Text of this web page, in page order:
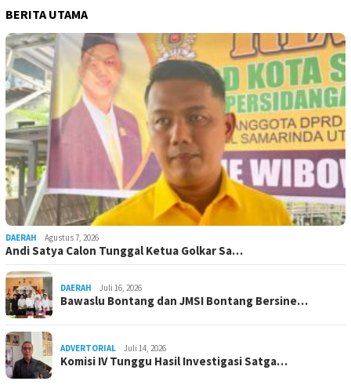
BERITA UTAMA
DAERAH Agustus 7, 2026
Andi Satya Calon Tunggal Ketua Golkar Sa…
DAERAH Juli 16, 2026
Bawaslu Bontang dan JMSI Bontang Bersine…
ADVERTORIAL Juli 14, 2026
Komisi IV Tunggu Hasil Investigasi Satga…